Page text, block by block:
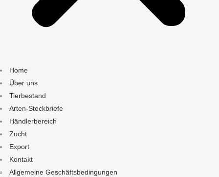
Home
Über uns
Tierbestand
Arten-Steckbriefe
Händlerbereich
Zucht
Export
Kontakt
Allgemeine Geschäftsbedingungen